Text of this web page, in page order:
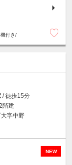
付き/
/ 徒歩15分
階建
字中野
NEW